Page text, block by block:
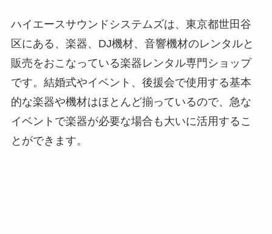
ハイエースサウンドシステムズは、東京都世田谷
区にある、楽器、DJ機材、音響機材のレンタルと
販売をおこなっている楽器レンタル専門ショップ
です。結婚式やイベント、後援会で使用する基本
的な楽器や機材はほとんど揃っているので、急な
イベントで楽器が必要な場合も大いに活用するこ
とができます。